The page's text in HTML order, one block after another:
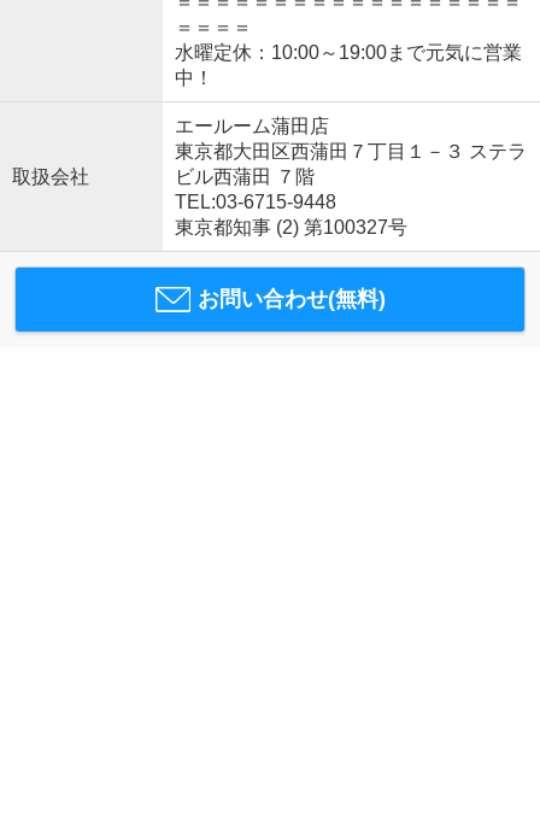
＝＝＝＝
水曜定休：10:00～19:00まで元気に営業
中！
取扱会社
エールーム蒲田店
東京都大田区西蒲田７丁目１－３ ステラ
ビル西蒲田 ７階
TEL:03-6715-9448
東京都知事 (2) 第100327号
お問い合わせ(無料)